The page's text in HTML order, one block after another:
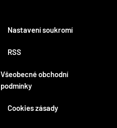
RSS
Všeobecné obchodní
podmínky
Cookies zásady
Nastavení soukromí